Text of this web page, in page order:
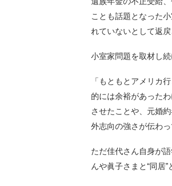
ことも話題となった
れていないとして返
小室家問題を取材し
「もともとアメリカ
的には余裕があった
させたことや、元婚
外志向の強さが伝わっ
ただ佳代さん自身が
んや眞子さまと“同居